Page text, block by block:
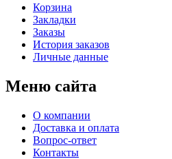
Корзина
Закладки
Заказы
История заказов
Личные данные
Меню сайта
О компании
Доставка и оплата
Вопрос-ответ
Контакты